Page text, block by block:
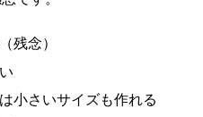
残念）
小さいサイズも作れる